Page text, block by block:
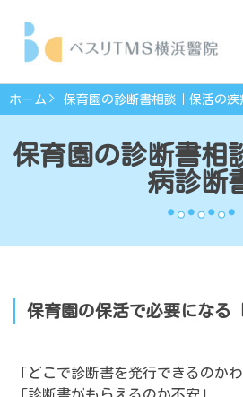
保育園の診断書相
病診断
ホーム 保育園の診断書相談｜保活の疾
保育園の保活で必要になる
「どこで診断書を発行できるのかわ
「診断書がもらえるのか不安」